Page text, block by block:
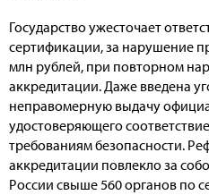
Государство ужесточает
сертификации, за нарушение
млн рублей, при повторном
аккредитации. Даже введена
неправомерную выдачу
удостоверяющего
требованиям безопасности.
аккредитации повлекло за
России свыше 560 органов по